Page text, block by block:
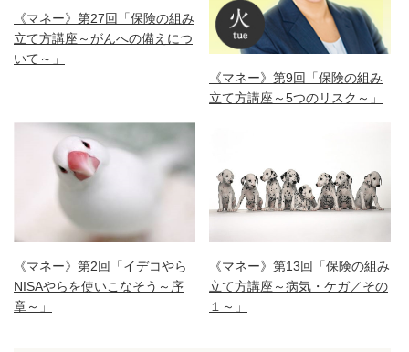
《マネー》第27回「保険の組み
立て方講座～がんへの備えにつ
いて～」
《マネー》第9回「保険の組み
立て方講座～5つのリスク～」
《マネー》第2回「イデコやら
NISAやらを使いこなそう～序
章～」
《マネー》第13回「保険の組み
立て方講座～病気・ケガ／その
１～」